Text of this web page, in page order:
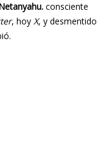
consciente
, hoy X, y desmentido